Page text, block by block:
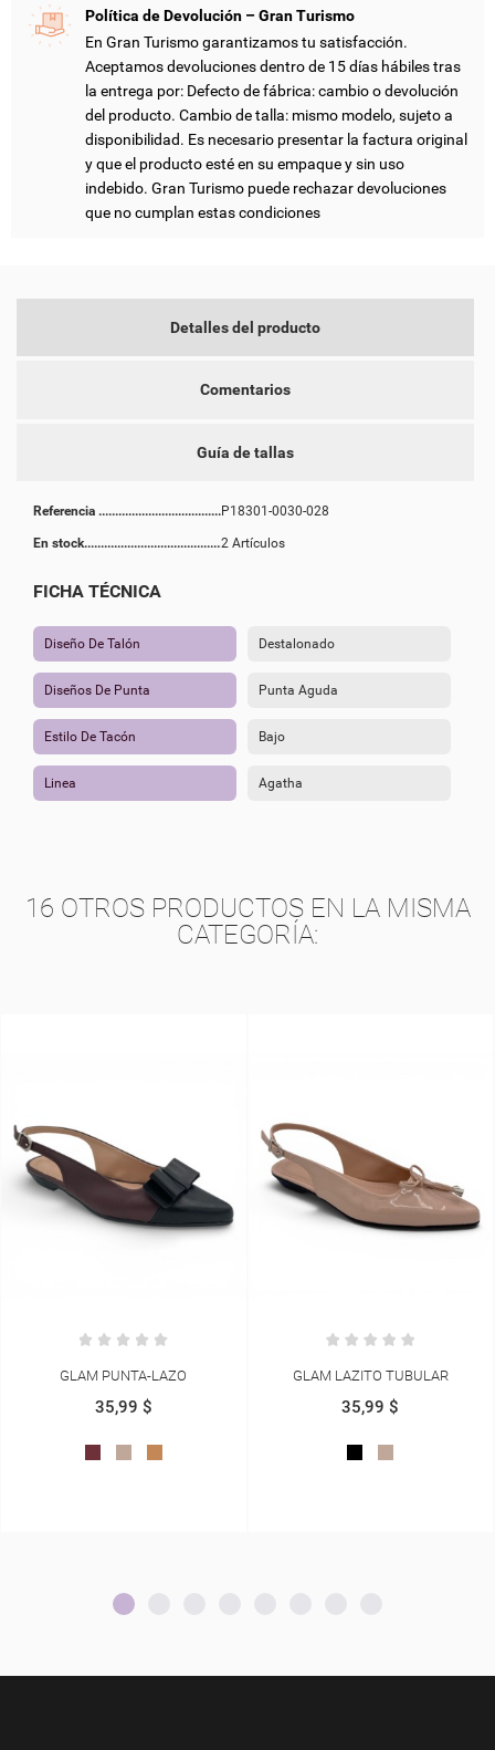
Política de Devolución – Gran Turismo
En Gran Turismo garantizamos tu satisfacción.
Aceptamos devoluciones dentro de 15 días hábiles tras
la entrega por: Defecto de fábrica: cambio o devolución
del producto. Cambio de talla: mismo modelo, sujeto a
disponibilidad. Es necesario presentar la factura original
y que el producto esté en su empaque y sin uso
indebido. Gran Turismo puede rechazar devoluciones
que no cumplan estas condiciones
Detalles del producto
Comentarios
Guía de tallas
Referencia P18301-0030-028
En stock 2 Artículos
FICHA TÉCNICA
Diseño De Talón Destalonado
Diseños De Punta Punta Aguda
Estilo De Tacón Bajo
Linea Agatha
16 OTROS PRODUCTOS EN LA MISMA
CATEGORÍA:
GLAM LAZITO TUBULAR
35,99 $
GLAM CHANEL CRUZADO OJETES
35,99 $
CANCELAR CREAR LISTA DE DESEOS
CANCELAR INICIAR SESIÓN